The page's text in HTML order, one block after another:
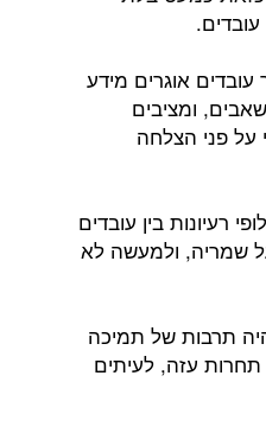
עובדים אוגרים מידע
ומציבים
על פני הצלחה
רעיונות בין עובדים
שמריה, ולמעשה לא
תרבות של תמיכה
עזה, לעיתים